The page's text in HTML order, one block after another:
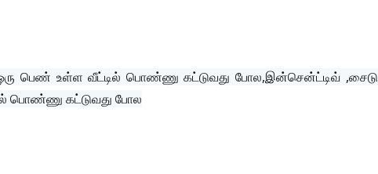
ஒரு பெண் உள்ள வீட்டில் பொண்ணு கட்டுவது போல,இன்சென்ட்டிவ் ,சைடு
பொண்ணு கட்டுவது போல